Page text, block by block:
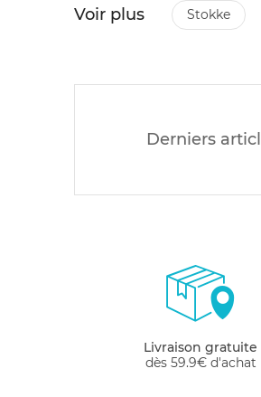
Voir plus stokke
Derniers
Livraison gratuite
dès 59.9€ d'achat